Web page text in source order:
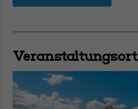
Veranstaltungsort